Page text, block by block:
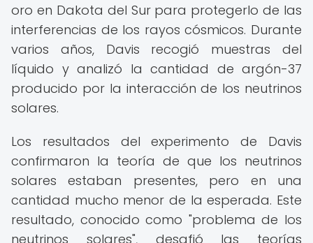
oro en Dakota del Sur para protegerlo de las
interferencias de los rayos cósmicos. Durante
varios años, Davis recogió muestras del
líquido y analizó la cantidad de argón-37
producido por la interacción de los neutrinos
solares.
Los resultados del experimento de Davis
confirmaron la teoría de que los neutrinos
solares estaban presentes, pero en una
cantidad mucho menor de la esperada. Este
resultado, conocido como "problema de los
neutrinos solares", desafió las teorías